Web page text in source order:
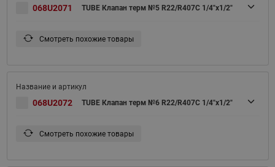
068U2071 TUBE Клапан терм №5 R22/R407C 1/4"x1/2"
Смотреть похожие товары
068U2072 TUBE Клапан терм №6 R22/R407C 1/4"x1/2"
Смотреть похожие товары